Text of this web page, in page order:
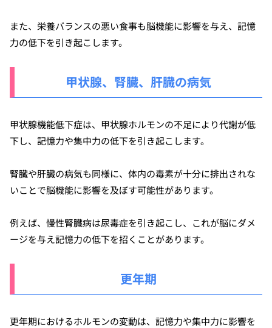
また、栄養バランスの悪い食事も脳機能に影響を与え、記憶
力の低下を引き起こします。
甲状腺、腎臓、肝臓の病気
甲状腺機能低下症は、甲状腺ホルモンの不足により代謝が低
下し、記憶力や集中力の低下を引き起こします。
腎臓や肝臓の病気も同様に、体内の毒素が十分に排出されな
いことで脳機能に影響を及ぼす可能性があります。
例えば、慢性腎臓病は尿毒症を引き起こし、これが脳にダメ
ージを与え記憶力の低下を招くことがあります。
更年期
更年期におけるホルモンの変動は、記憶力や集中力に影響を